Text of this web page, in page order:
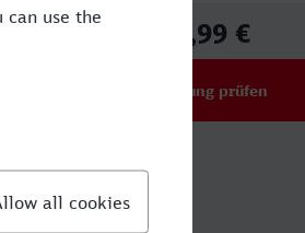
39,99 €
Verbindung prüfen